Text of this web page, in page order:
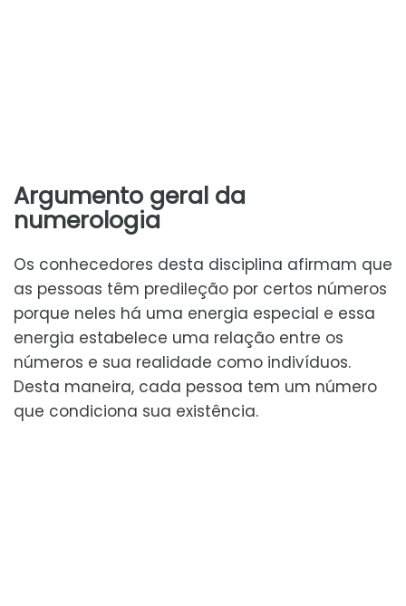
Argumento geral da
numerologia
Os conhecedores desta disciplina afirmam que
as pessoas têm predileção por certos números
porque neles há uma energia especial e essa
energia estabelece uma relação entre os
números e sua realidade como indivíduos.
Desta maneira, cada pessoa tem um número
que condiciona sua existência.